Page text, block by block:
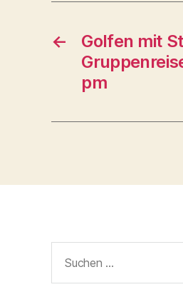
←
Golfen mit
pm
nach: